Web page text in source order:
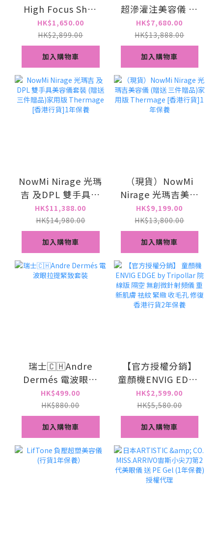
High Focus Shot
Plus 超聲波美容儀
(1年保養)送導入
GEL
HK$1,650.00
HK$2,899.00
加入購物車
超滲灌注美容儀 ·
兩級無創水光技術
HK$7,680.00
HK$13,888.00
加入購物車
NowMi Nirage 光瑪
吉 及DPL 雙手具美
容儀套裝 (贈送 三件
贈品)家用版
Thermage [香港行
貨]1年保養
HK$11,388.00
HK$14,980.00
加入購物車
（現貨）NowMi
Nirage 光瑪吉美容
家用版 Thermage
[香港行貨]1年保養
HK$9,199.00
HK$13,800.00
加入購物車
瑞士🇨🇭Andre
Dermés 電波眼拉
提緊致套裝
HK$499.00
HK$880.00
加入購物車
【官方授權分銷】
童顏機ENVIG EDGE
by Tripollar 院線
版 隔空 無創微針射
頻儀 重新肌膚 祛紋
緊緻 收毛孔 修復 香
港行貨2年保養
HK$2,599.00
HK$5,580.00
加入購物車